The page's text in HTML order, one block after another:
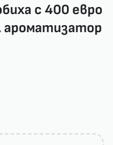
с 400 евро
ароматизатор